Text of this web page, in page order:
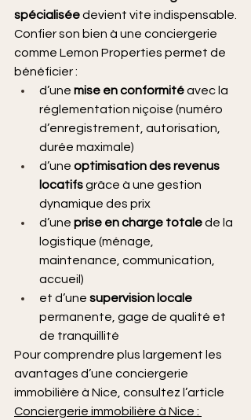
spécialisée devient vite indispensable.
Confier son bien à une conciergerie
comme Lemon Properties permet de
bénéficier :
d’une mise en conformité avec la
réglementation niçoise (numéro
d’enregistrement, autorisation,
durée maximale)
d’une optimisation des revenus
locatifs grâce à une gestion
dynamique des prix
d’une prise en charge totale de la
logistique (ménage,
maintenance, communication,
accueil)
et d’une supervision locale
permanente, gage de qualité et
de tranquillité
Pour comprendre plus largement les
avantages d’une conciergerie
immobilière à Nice, consultez l’article
Conciergerie immobilière à Nice :